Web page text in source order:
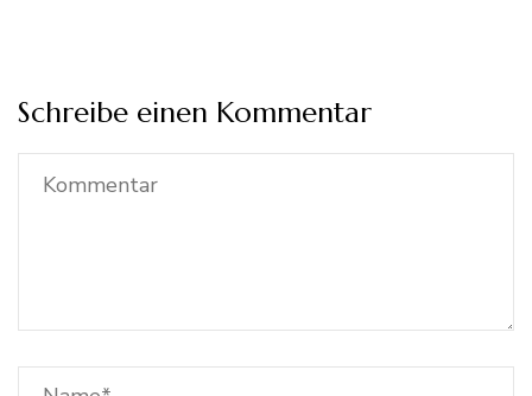
Schreibe einen Kommentar